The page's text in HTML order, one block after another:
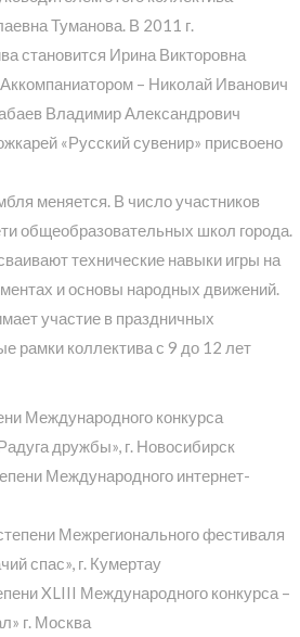
Туманова. В 2011 г.
становится Ирина Викторовна
– Николай Иванович
Владимир Александрович
«Русский сувенир» присвоено
меняется. В число участников
общеобразовательных школ города.
технические навыки игры на
и основы народных движений.
участие в праздничных
рамки коллектива с 9 до 12 лет
Международного конкурса
дружбы», г. Новосибирск
Международного интернет-
Межрегионального фестиваля
спас», г. Кумертау
XLIII Международного конкурса –
г. Москва